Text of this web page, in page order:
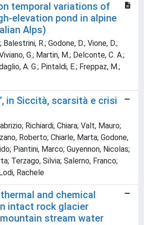
temporal variations of
elevation pond in alpine
Alps)
R.; Godone, D.; Vione, D.;
G.; Martin, M.; Delconte, C. A.;
A. G.; Pintaldi, E.; Freppaz, M.;
in Siccità, scarsità e crisi
Richiardi, Chiara; Valt, Mauro;
Roberto; Chiarle, Marta; Godone,
Piantini, Marco; Guyennon, Nicolas;
Terzago, Silvia; Salerno, Franco;
Rachele
and chemical
intact rock glacier
stream water